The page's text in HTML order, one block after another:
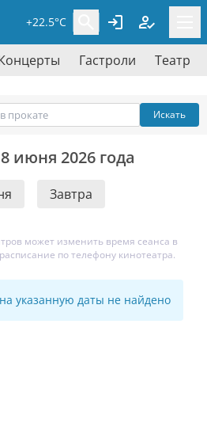
+22.5°C
Гастроли Театр
Искать
июня 2026 года
Завтра
может изменить время сеанса в
по телефону кинотеатра.
указанную даты не найдено